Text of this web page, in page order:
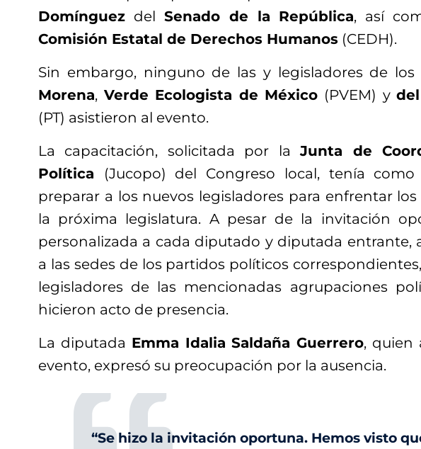
Domínguez del Senado de la República, así
Comisión Estatal de Derechos Humanos (CEDH).
Sin embargo, ninguno de las y legisladores de los
Morena, Verde Ecologista de México (PVEM) y
(PT) asistieron al evento.
La capacitación, solicitada por laJunta de
Política (Jucopo) del Congreso local, tenía como
preparar a los nuevos legisladores para enfrentar
la próxima legislatura. A pesar de la invitación
personalizada a cada diputado y diputada entrante,
a las sedes de los partidos políticos
legisladores de las mencionadas agrupaciones
hicieron acto de presencia.
La diputada Emma Idalia Saldaña Guerrero, quien
evento, expresó su preocupación por la ausencia.
“Se hizo la invitación oportuna. Hemos visto